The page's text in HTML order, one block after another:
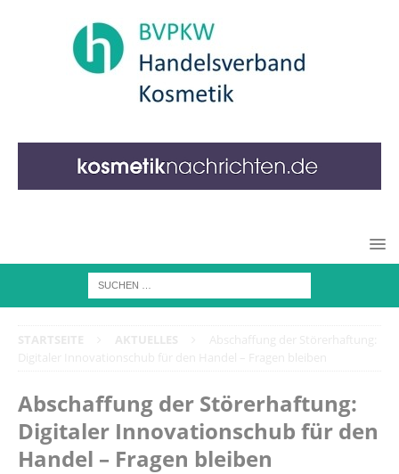
Abschaffung der Störerhaftung:
Digitaler Innovationschub für den
Handel – Fragen bleiben